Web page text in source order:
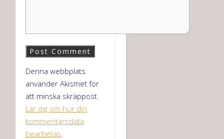
Denna webbplats
använder Akismet för
att minska skräppost.
Lär dig om hur din
kommentarsdata
bearbetas